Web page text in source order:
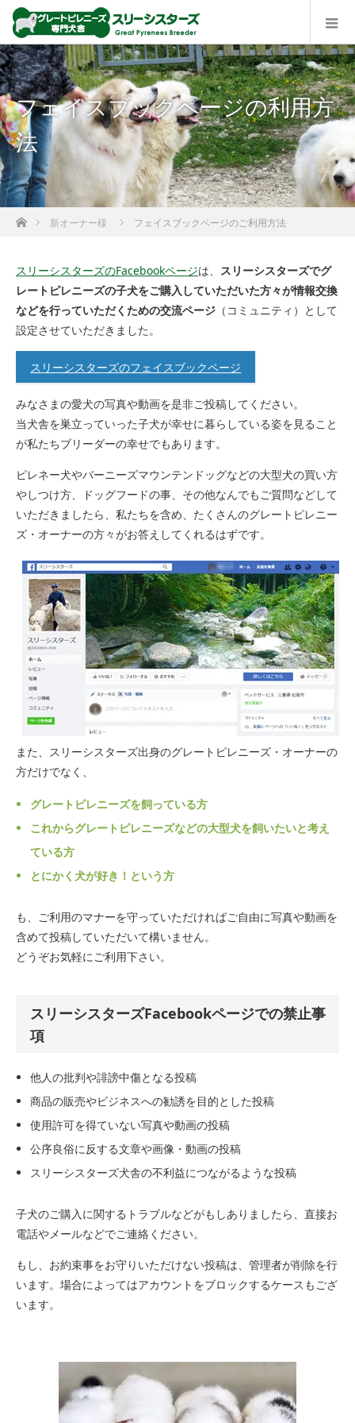
フェイスブックページの利用方
法
ホーム新オーナー様 フェイスブックページのご利用方法
スリーシスターズのFacebookページは、
スリーシスターズでグ
レートピレニーズの子犬をご購入していただいた方々が情報交換
などを行っていただくための交流ページ （コミュニティ）として
設定させていただきました。
スリーシスターズのフェイスブックページ
みなさまの愛犬の写真や動画を是非ご投稿してください。
当犬舎を巣立っていった子犬が幸せに暮らしている姿を見ること
が私たちブリーダーの幸せでもあります。
ピレネー犬やバーニーズマウンテンドッグなどの大型犬の買い方
やしつけ方、ドッグフードの事、その他なんでもご質問などして
いただきましたら、私たちを含め、たくさんのグレートピレニー
ズ・オーナーの方々がお答えしてくれるはずです。
また、スリーシスターズ出身のグレートピレニーズ・オーナーの
方だけでなく、
グレートピレニーズを飼っている方
これからグレートピレニーズなどの大型犬を飼いたいと考え
ている方
とにかく犬が好き！という方
も、ご利用のマナーを守っていただければご自由に写真や動画を
含めて投稿していただいて構いません。
どうぞお気軽にご利用下さい。
スリーシスターズFacebookページでの禁止事
項
他人の批判や誹謗中傷となる投稿
商品の販売やビジネスへの勧誘を目的とした投稿
使用許可を得ていない写真や動画の投稿
公序良俗に反する文章や画像・動画の投稿
スリーシスターズ犬舎の不利益につながるような投稿
子犬のご購入に関するトラブルなどがもしありましたら、直接お
電話やメールなどでご連絡ください。
もし、お約束事をお守りいただけない投稿は、管理者が削除を行
います。場合によってはアカウントをブロックするケースもござ
います。